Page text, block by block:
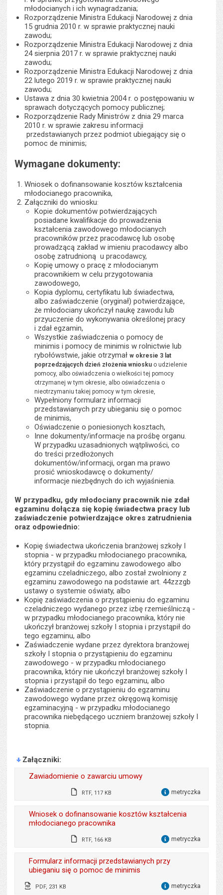
młodocianych i ich wynagradzania;
Rozporządzenie Ministra Edukacji Narodowej z dnia
15 grudnia 2010 r. w sprawie praktycznej nauki
zawodu;
Rozporządzenie Ministra Edukacji Narodowej z dnia
24 sierpnia 2017 r. w sprawie praktycznej nauki
zawodu;
Rozporządzenie Ministra Edukacji Narodowej z dnia
22 lutego 2019 r. w sprawie praktycznej nauki
zawodu;
Ustawa z dnia 30 kwietnia 2004 r. o postępowaniu w
sprawach dotyczących pomocy publicznej;
Rozporządzenie Rady Ministrów z dnia 29 marca
2010 r. w sprawie zakresu informacji
przedstawianych przez podmiot ubiegający się o
pomoc de minimis;
Wymagane dokumenty:
Wniosek o dofinansowanie kosztów kształcenia
młodocianego pracownika,
Załączniki do wniosku:
Kopie dokumentów potwierdzających
posiadane kwalifikacje do prowadzenia
kształcenia zawodowego młodocianych
pracowników przez pracodawcę lub osobę
prowadzącą zakład w imieniu pracodawcy albo
osobę zatrudnioną u pracodawcy,
Kopię umowy o pracę z młodocianym
pracownikiem w celu przygotowania
zawodowego,
Kopia dyplomu, certyfikatu lub świadectwa,
albo zaświadczenie (oryginał) potwierdzające,
że młodociany ukończył naukę zawodu lub
przyuczenie do wykonywania określonej pracy
i zdał egzamin,
Wszystkie zaświadczenia o pomocy de
minimis i pomocy de minimis w rolnictwie lub
rybołówstwie, jakie otrzymałw okresie 3 lat
poprzedzających dzień złożenia wniosku o udzielenie
pomocy, albo oświadczenia o wielkości tej pomocy
otrzymanej w tym okresie, albo oświadczenia o
nieotrzymaniu takiej pomocy w tym okresie,
Wypełniony formularz informacji
przedstawianych przy ubieganiu się o pomoc
de minimis,
Oświadczenie o poniesionych kosztach,
Inne dokumenty/informacje na prośbę organu.
W przypadku uzasadnionych wątpliwości, co
do treści przedłożonych
dokumentów/informacji, organ ma prawo
prosić wnioskodawcę o dokumenty/
informacje niezbędnych do ich wyjaśnienia.
W przypadku, gdy młodociany pracownik nie zdał
egzaminu dołącza się kopię świadectwa pracy lub
zaświadczenie potwierdzające okres zatrudnienia
oraz odpowiednio:
Kopię świadectwa ukończenia branżowej szkoły I
stopnia - w przypadku młodocianego pracownika,
który przystąpił do egzaminu zawodowego albo
egzaminu czeladniczego, albo został zwolniony z
egzaminu zawodowego na podstawie art. 44zzzgb
ustawy o systemie oświaty, albo
Kopię zaświadczenia o przystąpieniu do egzaminu
czeladniczego wydanego przez izbę rzemieślniczą -
w przypadku młodocianego pracownika, który nie
ukończył branżowej szkoły I stopnia i przystąpił do
tego egzaminu, albo
Zaświadczenie wydane przez dyrektora branżowej
szkoły I stopnia o przystąpieniu do egzaminu
zawodowego - w przypadku młodocianego
pracownika, który nie ukończył branżowej szkoły I
stopnia i przystąpił do tego egzaminu, albo
Zaświadczenie o przystąpieniu do egzaminu
zawodowego wydane przez okręgową komisję
egzaminacyjną - w przypadku młodocianego
pracownika niebędącego uczniem branżowej szkoły I
stopnia.
Załączniki
Zawiadomienie o zawarciu umowy
RTF, 117 KB metryczka
Odpowiedzialny za treść:
Paweł Kaleta
Data wytworzenia:
Opublikował w BIP:
Przemysław Dziewięcki
Data opublikowania:
02.02.2023 10:33
Ostatnio zaktualizował:
Przemysław Dziewięcki
Data ostatniej aktualizacji:
13.10.2025 08:56
Wniosek o dofinansowanie kosztów kształcenia
młodocianego pracownika
RTF, 166 KB metryczka
Odpowiedzialny za treść:
Paweł Kaleta
Data wytworzenia:
02.02.2023
Opublikował w BIP:
Przemysław Dziewięcki
Formularz informacji przedstawianych przy
ubieganiu się o pomoc de minimis
PDF, 231 KB metryczka